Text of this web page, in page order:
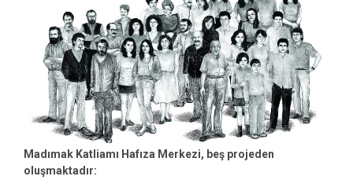
Madımak Katliamı Hafıza Merkezi, beş projeden
oluşmaktadır: